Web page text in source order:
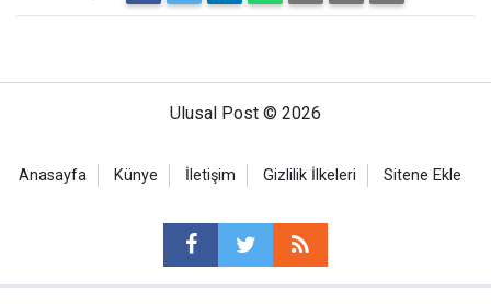
Ulusal Post © 2026
Anasayfa Künye İletişim Gizlilik İlkeleri Sitene Ekle